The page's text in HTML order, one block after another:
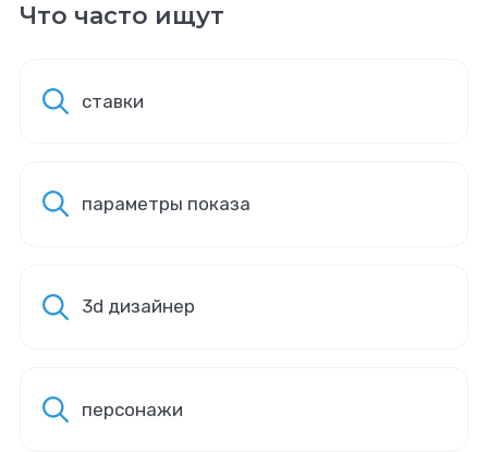
Что часто ищут
ставки
параметры показа
3d дизайнер
персонажи